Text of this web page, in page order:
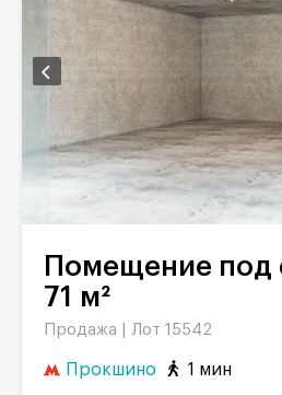
Помещение под сувениры,
71 м²
Продажа | Лот 15542
Прокшино 1 мин